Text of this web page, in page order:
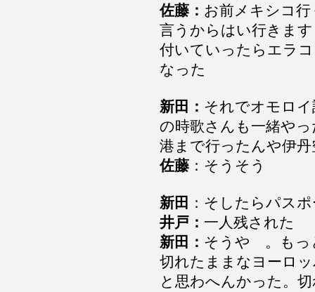
佐藤： お前メキシコ
言うからはい行きま
付いていったらエラ
なった
新田： それでオモロ
の時歌さんも一緒や
港まで行ったんや伊
佐藤 ：そうそう
新田 ：そしたらパス
井戸： 一人残された
新田： そうや 。もっ
切れたままなヨーロ
と思わへんかった。